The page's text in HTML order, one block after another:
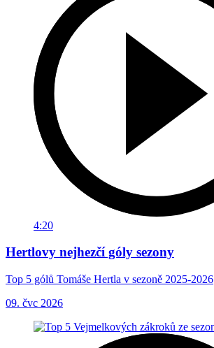
4:20
Hertlovy nejhezčí góly sezony
Top 5 gólů Tomáše Hertla v sezoně 2025-2026
09. čvc 2026